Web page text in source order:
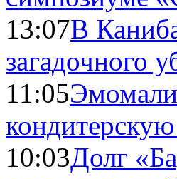
13:07В
загадочного
11:05
10:03Долг